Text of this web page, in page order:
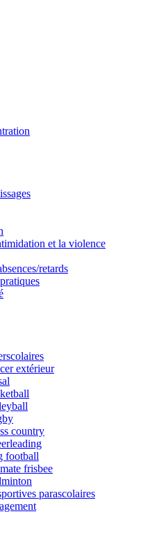
et la violence
retards
extérieur
country
football
frisbee
parascolaires